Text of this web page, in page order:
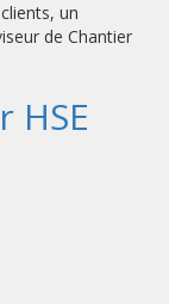
un
de Chantier
HSE